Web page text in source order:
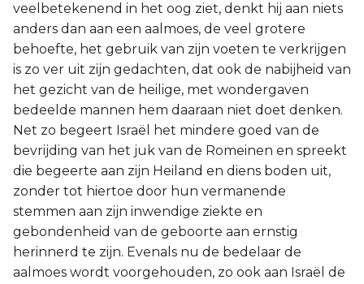
veelbetekenend in het oog ziet, denkt hij aan niets
anders dan aan een aalmoes, de veel grotere
behoefte, het gebruik van zijn voeten te verkrijgen
is zo ver uit zijn gedachten, dat ook de nabijheid van
het gezicht van de heilige, met wondergaven
bedeelde mannen hem daaraan niet doet denken.
Net zo begeert Israël het mindere goed van de
bevrijding van het juk van de Romeinen en spreekt
die begeerte aan zijn Heiland en diens boden uit,
zonder tot hiertoe door hun vermanende
stemmen aan zijn inwendige ziekte en
gebondenheid van de geboorte aan ernstig
herinnerd te zijn. Evenals nu de bedelaar de
aalmoes wordt voorgehouden, zo ook aan Israël de